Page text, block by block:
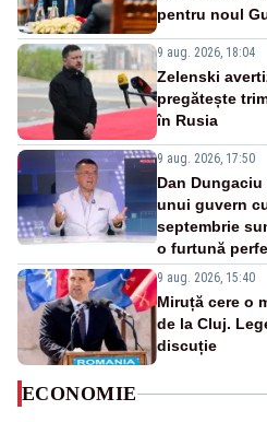
pentru noul
9 aug. 2026, 18:04
Zelenski
pregătește
în Rusia
9 aug. 2026, 17:50
Dan
unui guvern
septembrie
o furtună
9 aug. 2026, 15:40
Miruță cere o
de la Cluj.
discuție
ECONOMIE